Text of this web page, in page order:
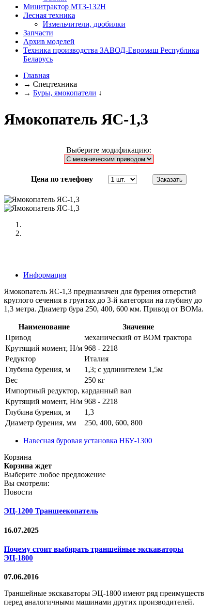
Минитрактор МТЗ-132Н
Лесная техника
Измельчители, дробилки
Запчасти
Архив моделей
Техника производства ЗАВОД-Евромаш Республика
Беларусь
Главная
→ Спецтехника
→ Буры, ямокопатели ↓
Ямокопатель ЯС-1,3
Выберите модификацию:
Цена по телефону
Информация
Ямокопатель ЯС-1,3 предназначен для бурения отверстий
круглого сечения в грунтах до 3-й категории на глубину до
1,3 метра. Диаметр бура 250, 400, 600 мм. Привод от ВОМа.
Наименование
Значение
Привод
механический от ВОМ трактора
Крутящий момент, Н/м 968 - 2218
Редуктор
Италия
Глубина бурения, м
1,3; с удлинителем 1,5м
Вес
250 кг
Импортный редуктор, карданный вал
Крутящий момент, Н/м 968 - 2218
Глубина бурения, м
1,3
Диаметр бурения, мм
250, 400, 600, 800
Навесная буровая установка НБУ-1300
Корзина
Корзина ждет
Выберите любое предложение
Вы смотрели:
Новости
ЭЦ-1200 Траншеекопатель
16.07.2025
Почему стоит выбирать траншейные экскаваторы
ЭЦ-1800
07.06.2016
Траншейные экскаваторы ЭЦ-1800 имеют ряд преимуществ
перед аналогичными машинами других производителей.